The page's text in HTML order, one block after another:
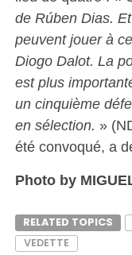
de Rúben Dias.
peuvent jouer à
Diogo Dalot. La
est plus
un cinquième
en sélection. »
été convoqué, a
Photo by
RELATED TOPICS
VEDETTE